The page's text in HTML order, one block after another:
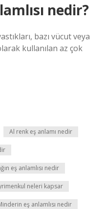
nedir?
bazı vücut veya
kullanılan az çok
Al renk eş anlamı nedir
eş anlamlısı nedir
neleri kapsar
eş anlamlısı nedir